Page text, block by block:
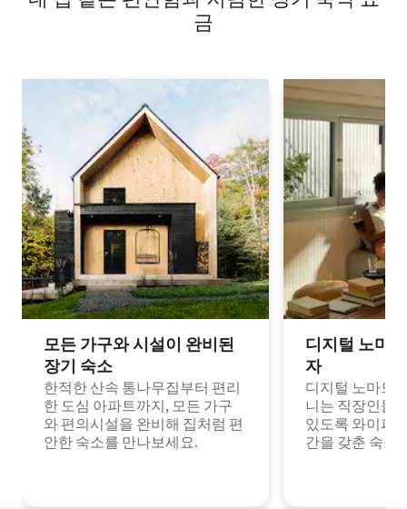
금
모든 가구와 시설이 완비된
장기 숙소
한적한 산속 통나무집부터 편리
한 도심 아파트까지, 모든 가구
와 편의시설을 완비해 집처럼 편
안한 숙소를 만나보세요.
디지털 노마
자
디지털 노마드
니는 직장인들
있도록 와이파
간을 갖춘 숙소